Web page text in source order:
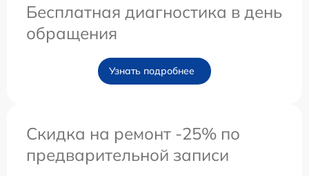
Бесплатная диагностика в день
обращения
Узнать подробнее
Скидка на ремонт -25% по
предварительной записи